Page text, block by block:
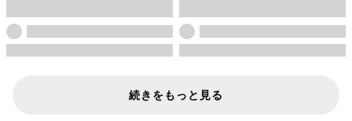
続きをもっと見る